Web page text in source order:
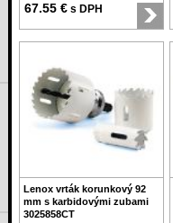
67.55 € s DPH
Lenox vrták korunkový 92
mm s karbidovými zubami
3025858CT